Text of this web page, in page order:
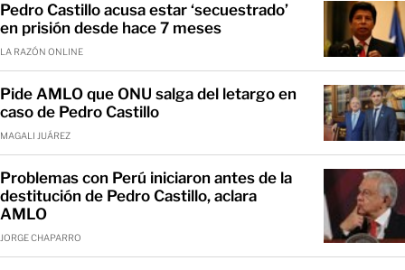
Pedro Castillo acusa estar ‘secuestrado’
en prisión desde hace 7 meses
LA RAZÓN ONLINE
Pide AMLO que ONU salga del letargo en
caso de Pedro Castillo
MAGALI JUÁREZ
Problemas con Perú iniciaron antes de la
destitución de Pedro Castillo, aclara
AMLO
JORGE CHAPARRO